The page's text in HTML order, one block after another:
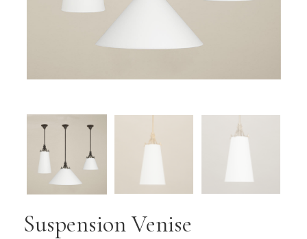
Suspension Venise